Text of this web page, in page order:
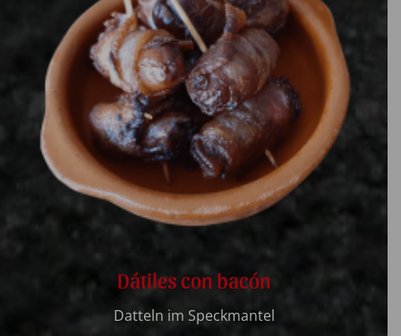
Dátiles con bacón
Datteln im Speckmantel